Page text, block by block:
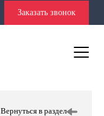
Заказать звонок
Вернуться в раздел